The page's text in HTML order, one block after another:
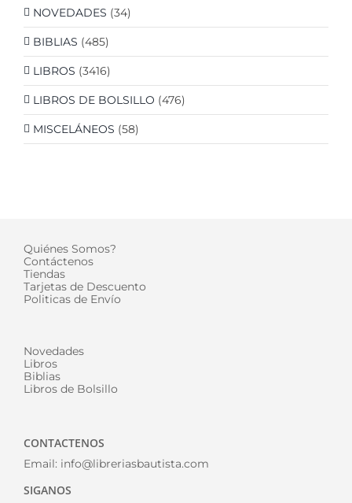
NOVEDADES (34)
BIBLIAS (485)
LIBROS (3416)
LIBROS DE BOLSILLO (476)
MISCELÁNEOS (58)
Quiénes Somos?
Contáctenos
Tiendas
Tarjetas de Descuento
Politicas de Envío
Novedades
Libros
Biblias
Libros de Bolsillo
CONTACTENOS
Email: info@libreriasbautista.com
SIGANOS